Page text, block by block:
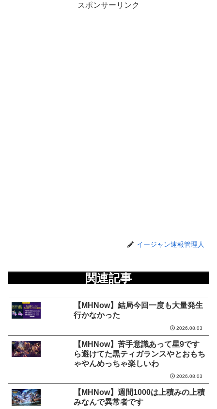
スポンサーリンク
イージャン速報管理人
関連記事
【MHNow】結局今回一度も大量発生
行かなかった
2026.08.03
【MHNow】苦手意識あって星9です
ら避けてた黒ティガランスやとおもち
ゃやんめっちゃ楽しいわ
2026.08.03
【MHNow】週間1000は上積みの上積
みなんで異常者です